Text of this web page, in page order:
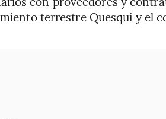
terrestre Quesqui y el